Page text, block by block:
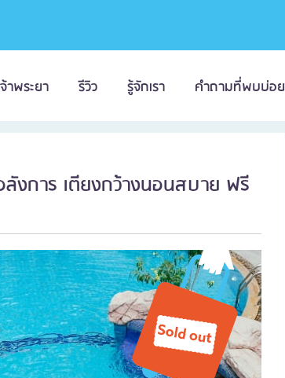
าพระยา รีวิว รู้จักเรา คำถามที่พบบ่อย
งการ เตียงกว้างนอนสบาย ฟรี